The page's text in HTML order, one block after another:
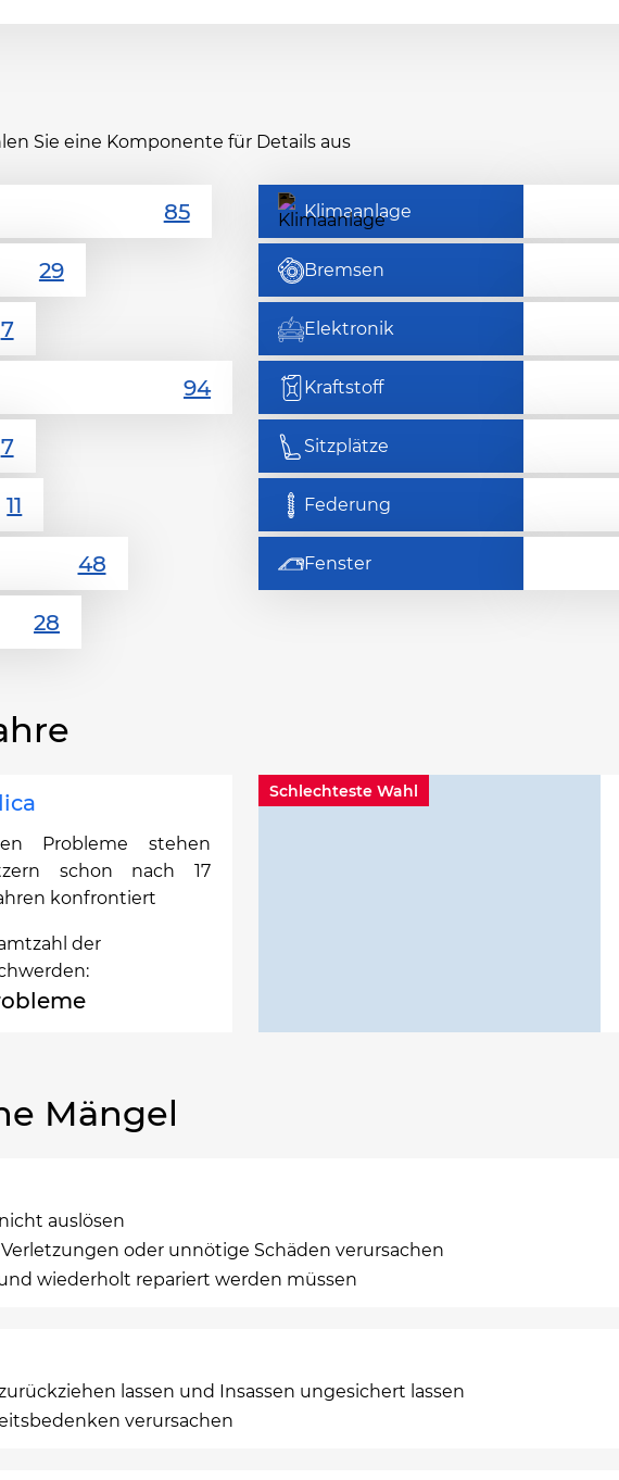
Sie eine Komponente für Details aus
Klimaanlage
Bremsen
Elektronik
Kraftstoff
Sitzplätze
Federung
Fenster
Probleme stehen
schon nach 17
konfrontiert
der
Schlechteste Wahl
Mängel
auslösen
oder unnötige Schäden verursachen
wiederholt repariert werden müssen
lassen und Insassen ungesichert lassen
verursachen